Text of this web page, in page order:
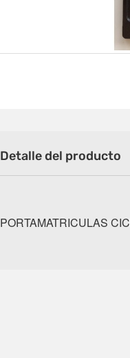
Detalle del producto
PORTAMATRICULAS